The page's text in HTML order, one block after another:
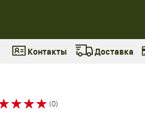
Контакты Доставка
(0)